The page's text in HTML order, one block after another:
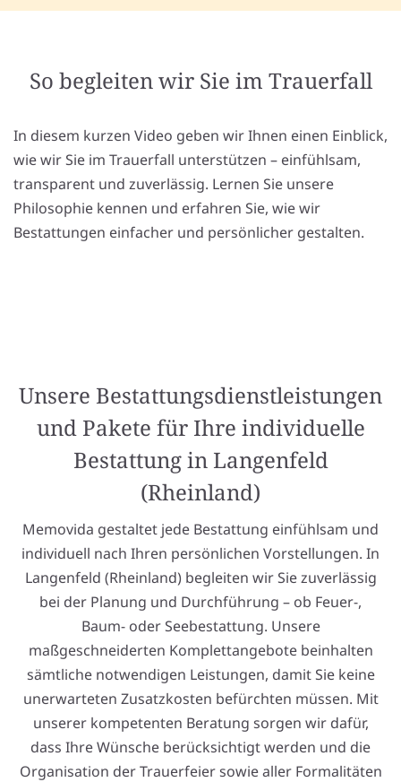
So begleiten wir Sie im Trauerfall
In diesem kurzen Video geben wir Ihnen einen Einblick,
wie wir Sie im Trauerfall unterstützen – einfühlsam,
transparent und zuverlässig. Lernen Sie unsere
Philosophie kennen und erfahren Sie, wie wir
Bestattungen einfacher und persönlicher gestalten.
Unsere Bestattungsdienstleistungen
und Pakete für Ihre individuelle
Bestattung in Langenfeld
(Rheinland)
Memovida gestaltet jede Bestattung einfühlsam und
individuell nach Ihren persönlichen Vorstellungen. In
Langenfeld (Rheinland) begleiten wir Sie zuverlässig
bei der Planung und Durchführung – ob Feuer-,
Baum- oder Seebestattung. Unsere
maßgeschneiderten Komplettangebote beinhalten
sämtliche notwendigen Leistungen, damit Sie keine
unerwarteten Zusatzkosten befürchten müssen. Mit
unserer kompetenten Beratung sorgen wir dafür,
dass Ihre Wünsche berücksichtigt werden und die
Organisation der Trauerfeier sowie aller Formalitäten